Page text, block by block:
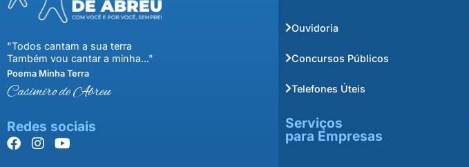
"Todos cantam a sua terra
Também vou cantar a minha..."
Poema Minha Terra
Casimiro de Abreu
Redes sociais
Ouvidoria
Concursos Públicos
Telefones Úteis
Serviços
para Empresas